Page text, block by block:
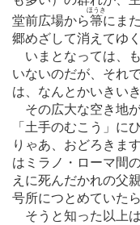
堂前広場から箒
ほうき
にま
郷めざして消えてゆく
いまとなっては、
いないのだが、それ
は、なんとかいきい
その広大な空き地
「土手のむこう」に
りゃあ、おどろきま
はミラノ・ローマ間
えに死んだかれの父
号所につとめていたら
そうと知った以上